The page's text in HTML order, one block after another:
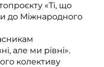
«Ті, що
до Міжнародного
але ми рівні».
колективу